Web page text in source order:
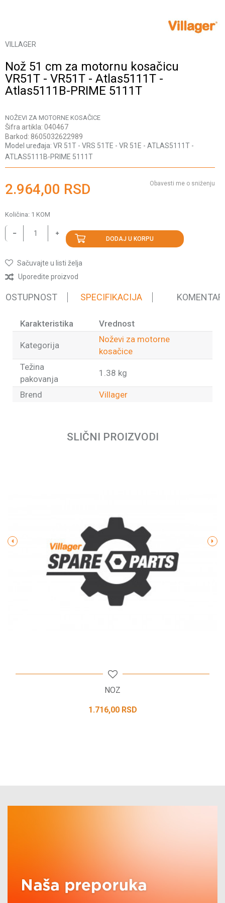
VILLAGER
Nož 51 cm za motornu kosačicu
VR51T - VR51T - Atlas5111T -
Atlas5111B-PRIME 5111T
NOŽEVI ZA MOTORNE KOSAČICE
Šifra artikla: 040467
Barkod: 8605032622989
Model uređaja: VR 51T - VRS 51TE - VR 51E - ATLAS5111T -
ATLAS5111B-PRIME 5111T
2.964,00 RSD Obavesti me o sniženju
Količina: 1 KOM
DODAJ U KORPU
Sačuvajte u listi želja
Uporedite proizvod
SPECIFIKACIJA
Karakteristika Vrednost
Kategorija
Noževi za motorne
kosačice
Težina
pakovanja
1.38 kg
Brend Villager
POŠALJI
SLIČNI PROIZVODI
NOZ
1.716,00 RSD